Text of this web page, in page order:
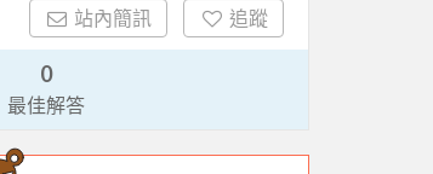
站內簡訊 追蹤
0
最佳解答